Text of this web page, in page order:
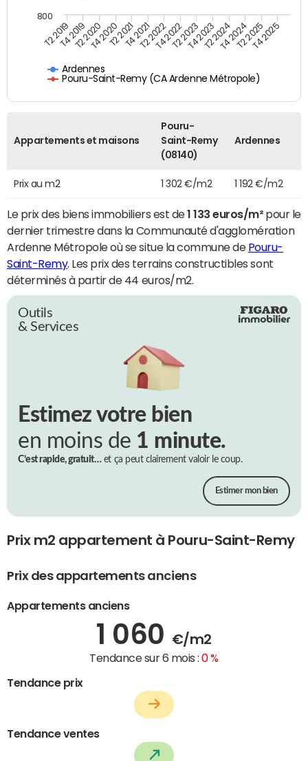
Ardennes
Pouru-Saint-Remy (CA Ardenne Métropole)
T2 2019T4 2019T2 2020T4 2020T2 2021T4 2021T2 2022T4 2022T2 2023T4 2023T2 2024T4 2024T2 2025T4 2025
800
Appartements et maisons
Pouru-
Saint-Remy
(08140)
Ardennes
Prix au m2 1 302 €/m2 1 192 €/m2
Le prix des biens immobiliers est de1 133 euros/m²pour le
dernier trimestre dans la Communauté d'agglomération
Ardenne Métropole où se situe la commune de Pouru-
Saint-Remy. Les prix des terrains constructibles sont
déterminés à partir de 44 euros/m2.
Outils
& Services
Estimez votre bien
en moins de 1 minute.
C’est rapide, gratuit…et ça peut clairement valoir le coup.
Estimer mon bien
Prix m2 appartement à Pouru-Saint-Remy
Prix des appartements anciens
Appartements anciens
1 060 €/m2
Tendance sur 6 mois :0 %
Tendance prix
Tendance ventes